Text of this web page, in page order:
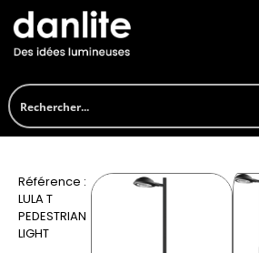
Référence :
LULA T
PEDESTRIAN
LIGHT